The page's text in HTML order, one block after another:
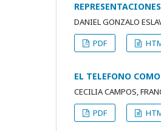
DANIEL GONZALO
PDF
EL TELEFONO
CECILIA CAMPOS,
PDF